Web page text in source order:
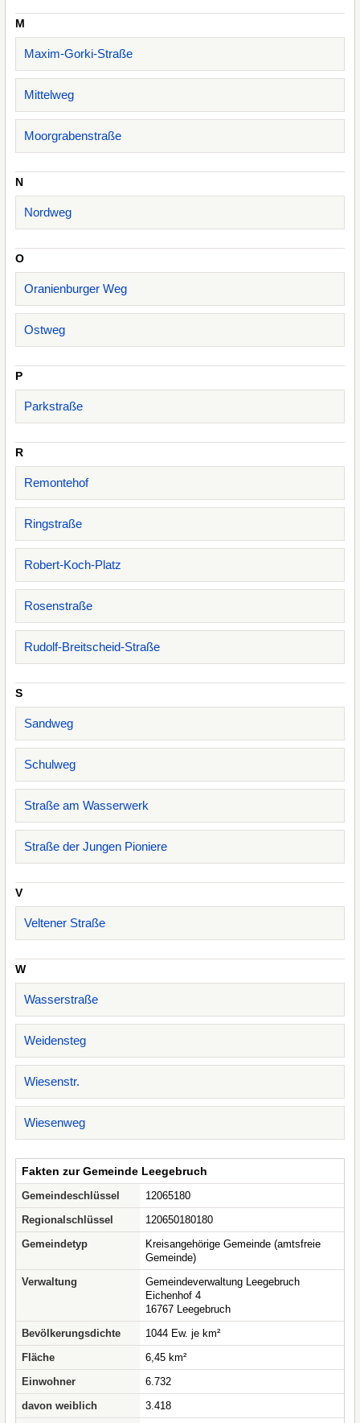
M
Maxim-Gorki-Straße
Mittelweg
Moorgrabenstraße
N
Nordweg
O
Oranienburger Weg
Ostweg
P
Parkstraße
R
Remontehof
Ringstraße
Robert-Koch-Platz
Rosenstraße
Rudolf-Breitscheid-Straße
S
Sandweg
Schulweg
Straße am Wasserwerk
Straße der Jungen Pioniere
V
Veltener Straße
W
Wasserstraße
Weidensteg
Wiesenstr.
Wiesenweg
Fakten zur Gemeinde Leegebruch
Gemeindeschlüssel
12065180
Regionalschlüssel
120650180180
Gemeindetyp
Kreisangehörige Gemeinde (amtsfreie
Gemeinde)
Verwaltung
Gemeindeverwaltung Leegebruch
Eichenhof 4
16767 Leegebruch
Bevölkerungsdichte
1044 Ew. je km²
Fläche
6,45 km²
Einwohner
6.732
davon weiblich
3.418